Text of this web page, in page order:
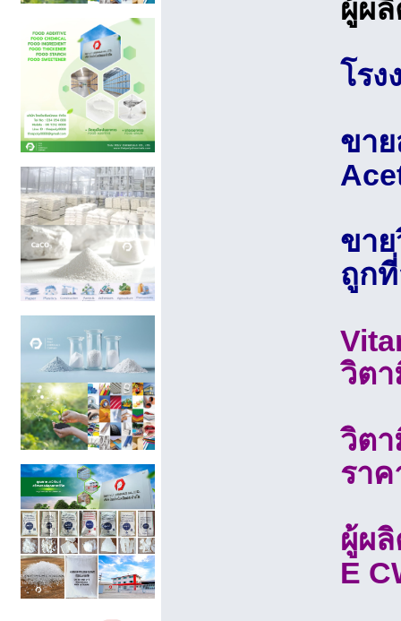
ผู้ผ
โรง
ขา
ขา
ถูก
วิต
วิต
ราค
ผู้ผ
E